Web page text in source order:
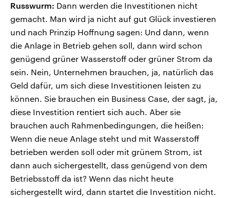
Russwurm: Dann werden die Investitionen nicht
gemacht. Man wird ja nicht auf gut Glück investieren
und nach Prinzip Hoffnung sagen: Und dann, wenn
die Anlage in Betrieb gehen soll, dann wird schon
genügend grüner Wasserstoff oder grüner Strom da
sein. Nein, Unternehmen brauchen, ja, natürlich das
Geld dafür, um sich diese Investitionen leisten zu
können. Sie brauchen ein Business Case, der sagt, ja,
diese Investition rentiert sich auch. Aber sie
brauchen auch Rahmenbedingungen, die heißen:
Wenn die neue Anlage steht und mit Wasserstoff
betrieben werden soll oder mit grünem Strom, ist
dann auch sichergestellt, dass genügend von dem
Betriebsstoff da ist? Wenn das nicht heute
sichergestellt wird, dann startet die Investition nicht.